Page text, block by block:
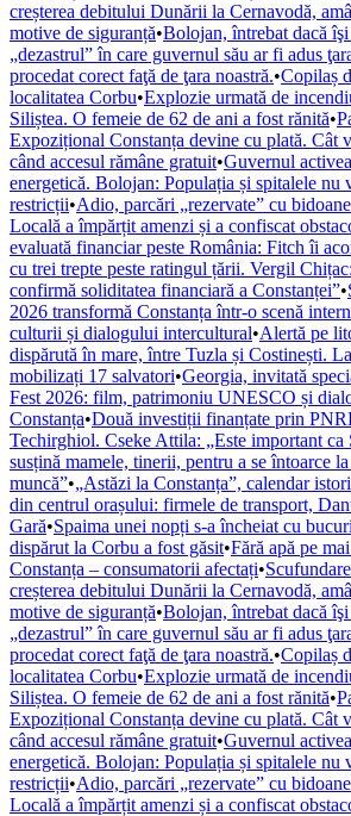
creșterea debitului Dunării la Cernavodă,
motive de siguranță•Bolojan, întrebat dacă îşi
„dezastrul” în care guvernul său ar fi adus
procedat corect faţă de ţara noastră.•Copilaș
localitatea Corbu•Explozie urmată de
Siliștea. O femeie de 62 de ani a fost rănită•
Expozițional Constanța devine cu plată. Cât
când accesul rămâne gratuit•Guvernul
energetică. Bolojan: Populația și spitalele nu
restricții•Adio, parcări „rezervate” cu
Locală a împărțit amenzi și a confiscat
evaluată financiar peste România: Fitch îi
cu trei trepte peste ratingul țării. Vergil
confirmă soliditatea financiară a Constanței”•
2026 transformă Constanța într-o scenă
culturii și dialogului intercultural•Alertă pe
dispărută în mare, între Tuzla și Costinești.
mobilizați 17 salvatori•Georgia, invitată
Fest 2026: film, patrimoniu UNESCO și
Constanța•Două investiții finanțate prin
Techirghiol. Cseke Attila: „Este important ca
susțină mamele, tinerii, pentru a se întoarce
muncă”•„Astăzi la Constanța”, calendar
din centrul orașului: firmele de transport,
Gară•Spaima unei nopți s-a încheiat cu
dispărut la Corbu a fost găsit•Fără apă pe
Constanța – consumatorii afectați•
creșterea debitului Dunării la Cernavodă,
motive de siguranță•Bolojan, întrebat dacă îşi
„dezastrul” în care guvernul său ar fi adus
procedat corect faţă de ţara noastră.•Copilaș
localitatea Corbu•Explozie urmată de
Siliștea. O femeie de 62 de ani a fost rănită•
Expozițional Constanța devine cu plată. Cât
când accesul rămâne gratuit•Guvernul
energetică. Bolojan: Populația și spitalele nu
restricții•Adio, parcări „rezervate” cu
Locală a împărțit amenzi și a confiscat